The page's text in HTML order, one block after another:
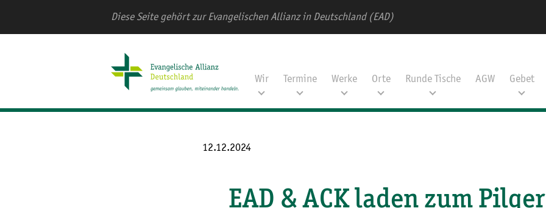
Diese Seite gehört zur Evangelischen Allianz in Deutschland (EAD)
Wir Termine Werke Orte Runde Tische AGW Gebet
12.12.2024
EAD & ACK laden zum